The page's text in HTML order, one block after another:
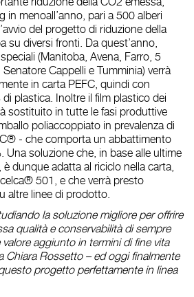
in menoall’anno, pari a 500 alberi
del progetto di riduzione della
su diversi fronti. Da quest’anno,
(Manitoba, Avena, Farro, 5
Cappelli e Tumminia) verrà
in carta PEFC, quindi con
plastica. Inoltre il film plastico dei
sostituito in tutte le fasi produttive
poliaccoppiato in prevalenza di
- che comporta un abbattimento
Una soluzione che, in base alle ultime
dunque adatta al riciclo nella carta,
501, e che verrà presto
altre linee di prodotto.
la soluzione migliore per offrire
qualità e conservabilità di sempre
aggiunto in termini di fine vita
Chiara Rossetto – ed oggi finalmente
progetto perfettamente in linea